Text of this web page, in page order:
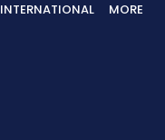
INTERNATIONAL MORE